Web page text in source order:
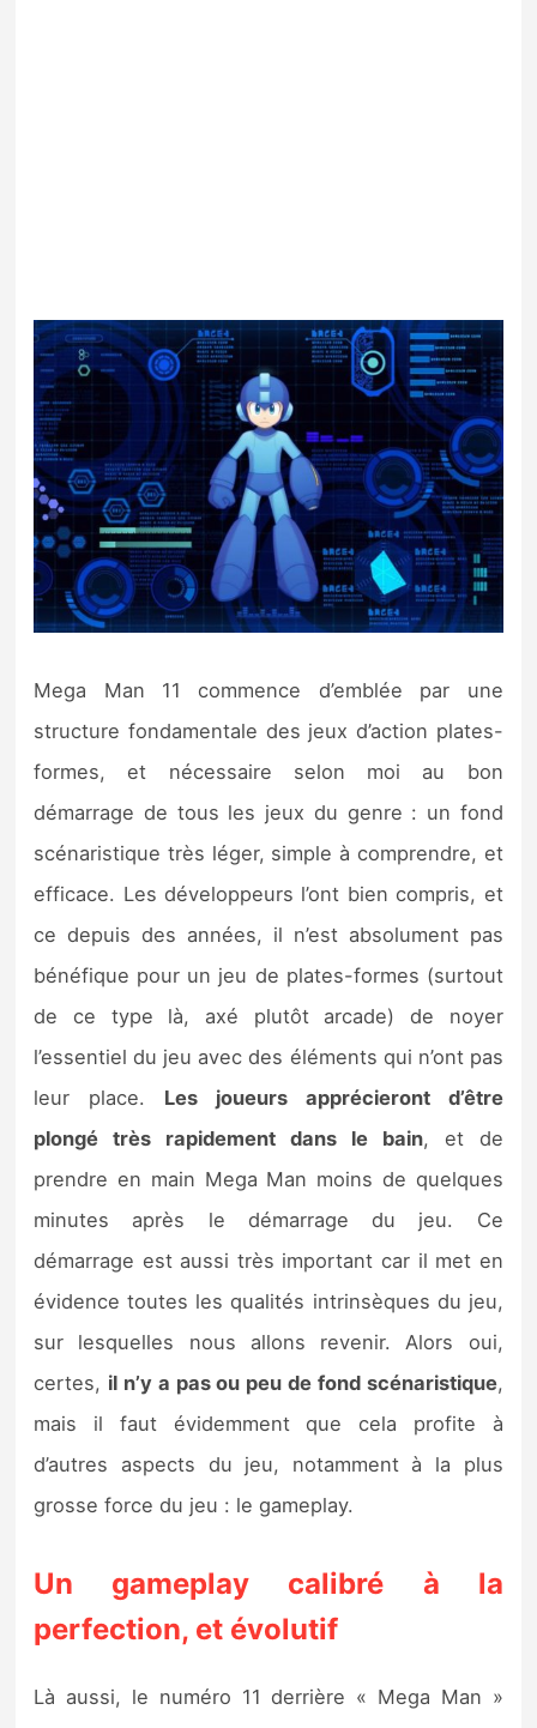
Mega Man 11 commence d’emblée par une
structure fondamentale des jeux d’action plates-
formes, et nécessaire selon moi au bon
démarrage de tous les jeux du genre : un fond
scénaristique très léger, simple à comprendre, et
efficace. Les développeurs l’ont bien compris, et
ce depuis des années, il n’est absolument pas
bénéfique pour un jeu de plates-formes (surtout
de ce type là, axé plutôt arcade) de noyer
l’essentiel du jeu avec des éléments qui n’ont pas
leur place. Les joueurs apprécieront d’être
plongé très rapidement dans le bain, et de
prendre en main Mega Man moins de quelques
minutes après le démarrage du jeu. Ce
démarrage est aussi très important car il met en
évidence toutes les qualités intrinsèques du jeu,
sur lesquelles nous allons revenir. Alors oui,
certes, il n’y a pas ou peu de fond scénaristique,
mais il faut évidemment que cela profite à
d’autres aspects du jeu, notamment à la plus
grosse force du jeu : le gameplay.
Un gameplay calibré à la
perfection, et évolutif
Là aussi, le numéro 11 derrière « Mega Man »